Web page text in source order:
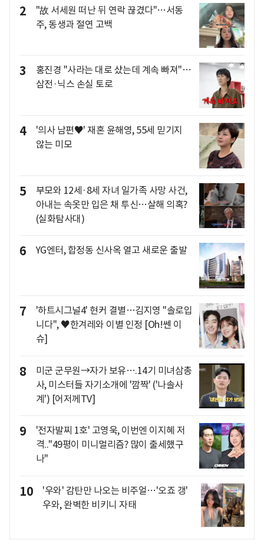
2
"故 서세원 떠난 뒤 연락 끊겼다"…서동
주, 동생과 절연 고백
3
홍진경 "사라는 대로 샀는데 계속 빠져"…
삼전·닉스 손실 토로
4
'의사 남편♥' 재혼 윤해영, 55세 믿기지
않는 미모
5
부모와 12세·8세 자녀 일가족 사망 사건,
아내는 속옷만 입은 채 투신…살해 의혹?
(실화탐사대)
6 YG엔터, 합정동 신사옥 열고 새로운 출발
7
'하트시그널4' 현커 결별…김지영 "솔로입
니다", ♥한겨레와 이별 인정 [Oh!쎈 이
슈]
8
미군 군무원→자가 보유….14기 미녀삼총
사, 미스터들 자기소개에 '깜짝' ('나솔사
계') [어저께TV]
9
'전자발찌 1호' 고영욱, 이번엔 이지혜 저
격.."49평이 미니멀리즘? 많이 출세했구
나"
10
'우와' 감탄만 나오는 비주얼…'오죠 갱'
우와, 완벽한 비키니 자태